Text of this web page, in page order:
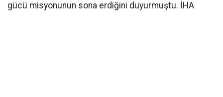
gücü misyonunun sona erdiğini duyurmuştu. İHA